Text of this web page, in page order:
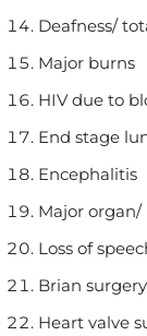
Deafness/
Major burns
HIV due to
End stage
Encephalitis
Major
Loss of
Brian surgery
Heart valve